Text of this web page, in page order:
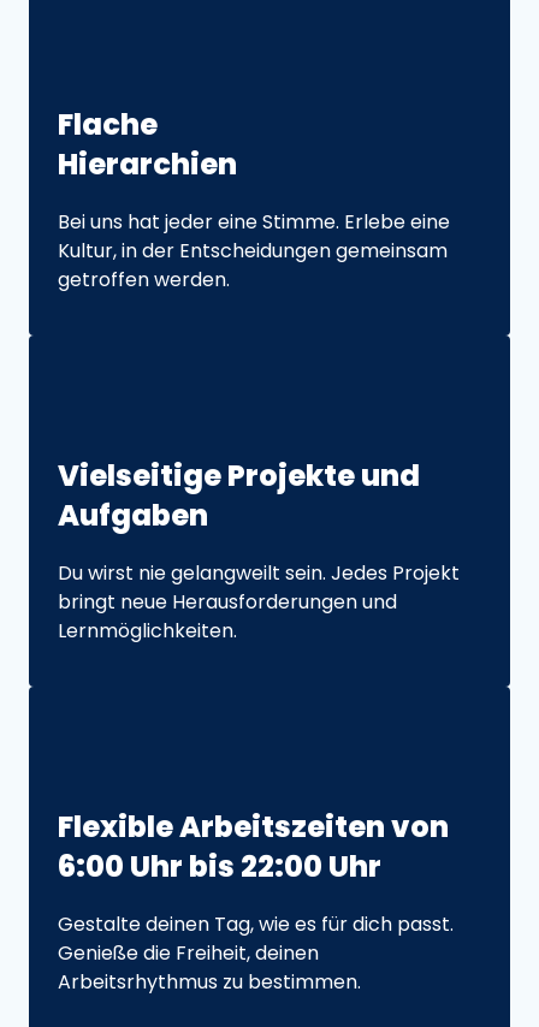
Flache
Hierarchien
Bei uns hat jeder eine Stimme. Erlebe eine
Kultur, in der Entscheidungen gemeinsam
getroffen werden.
Vielseitige Projekte
Aufgaben
Du wirst nie gelangweilt sein. Jedes Projekt
bringt neue Herausforderungen und
Lernmöglichkeiten.
Flexible Arbeitszeiten
6:00 Uhr bis 22:00 Uhr
Gestalte deinen Tag, wie es für dich passt.
Genieße die Freiheit, deinen
Arbeitsrhythmus zu bestimmen.